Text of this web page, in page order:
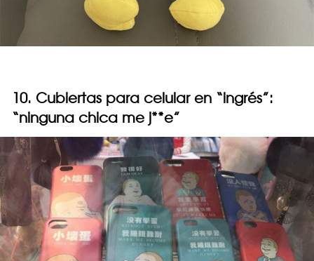
10. Cubiertas para celular en “ingrés”:
“ninguna chica me j**e”